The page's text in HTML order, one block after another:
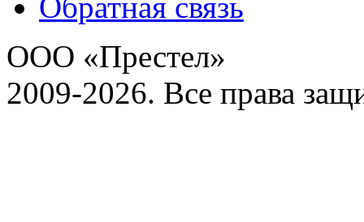
ООО «Престел»
2009-2026. Все права